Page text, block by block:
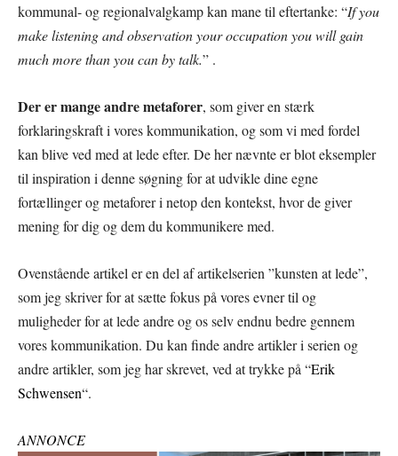
kommunal- og regionalvalgkamp kan mane til eftertanke: “If you
make listening and observation your occupation you will gain
much more than you can by talk.” .
Der er mange andre metaforer, som giver en stærk
forklaringskraft i vores kommunikation, og som vi med fordel
kan blive ved med at lede efter. De her nævnte er blot eksempler
til inspiration i denne søgning for at udvikle dine egne
fortællinger og metaforer i netop den kontekst, hvor de giver
mening for dig og dem du kommunikere med.
Ovenstående artikel er en del af artikelserien ”kunsten at lede”,
som jeg skriver for at sætte fokus på vores evner til og
muligheder for at lede andre og os selv endnu bedre gennem
vores kommunikation. Du kan finde andre artikler i serien og
andre artikler, som jeg har skrevet, ved at trykke på “Erik
Schwensen“.
ANNONCE